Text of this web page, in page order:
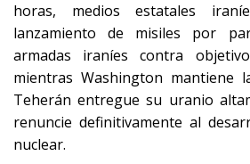
horas, medios estatales
lanzamiento de misiles por
armadas iraníes contra
mientras Washington mantiene
Teherán entregue su uranio
renuncie definitivamente al
nuclear.